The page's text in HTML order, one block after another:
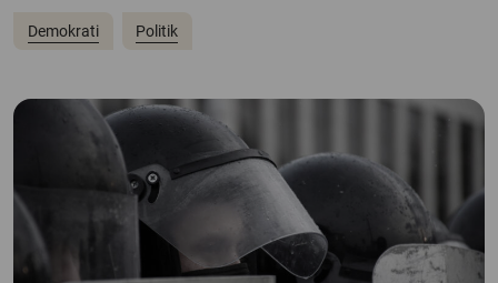
Demokrati Politik